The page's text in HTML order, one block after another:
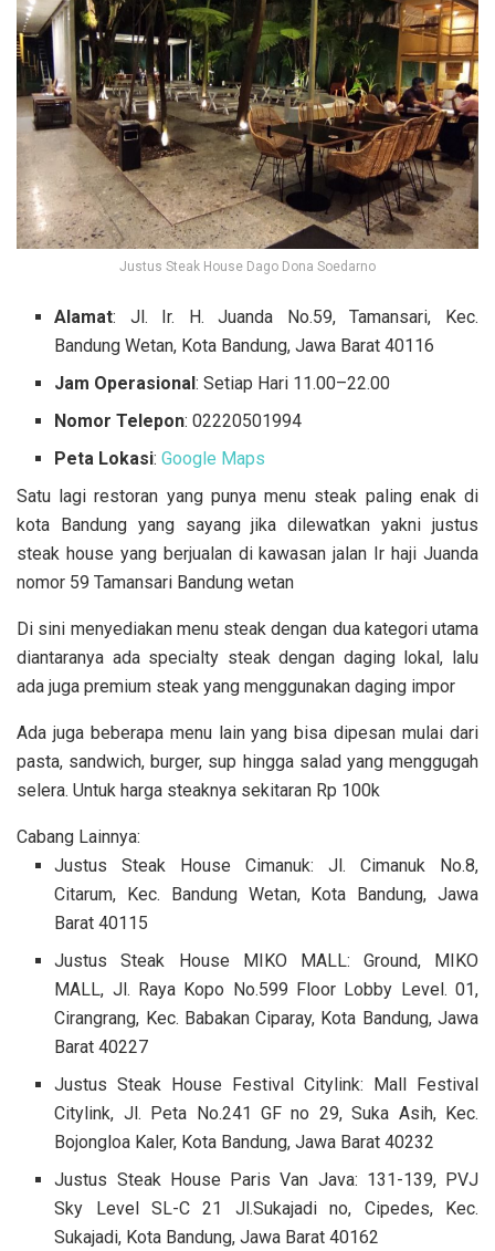
Justus Steak House Dago Dona Soedarno
Alamat: Jl. Ir. H. Juanda No.59, Tamansari, Kec.
Bandung Wetan, Kota Bandung, Jawa Barat 40116
Jam Operasional: Setiap Hari 11.00–22.00
Nomor Telepon: 02220501994
Peta Lokasi:Google Maps
Satu lagi restoran yang punya menu steak paling enak di
kota Bandung yang sayang jika dilewatkan yakni justus
steak house yang berjualan di kawasan jalan Ir haji Juanda
nomor 59 Tamansari Bandung wetan
Di sini menyediakan menu steak dengan dua kategori utama
diantaranya ada specialty steak dengan daging lokal, lalu
ada juga premium steak yang menggunakan daging impor
Ada juga beberapa menu lain yang bisa dipesan mulai dari
pasta, sandwich, burger, sup hingga salad yang menggugah
selera. Untuk harga steaknya sekitaran Rp 100k
Cabang Lainnya:
Justus Steak House Cimanuk: Jl. Cimanuk No.8,
Citarum, Kec. Bandung Wetan, Kota Bandung, Jawa
Barat 40115
Justus Steak House MIKO MALL: Ground, MIKO
MALL, Jl. Raya Kopo No.599 Floor Lobby Level. 01,
Cirangrang, Kec. Babakan Ciparay, Kota Bandung, Jawa
Barat 40227
Justus Steak House Festival Citylink: Mall Festival
Citylink, Jl. Peta No.241 GF no 29, Suka Asih, Kec.
Bojongloa Kaler, Kota Bandung, Jawa Barat 40232
Justus Steak House Paris Van Java: 131-139, PVJ
Sky Level SL-C 21 Jl.Sukajadi no, Cipedes, Kec.
Sukajadi, Kota Bandung, Jawa Barat 40162